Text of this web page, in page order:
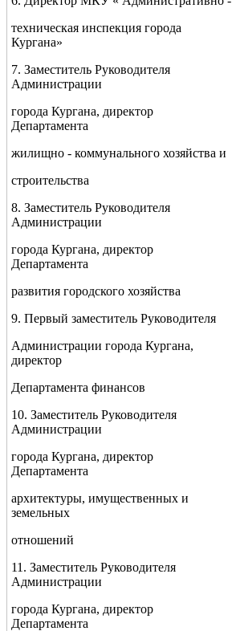
техническая инспекция города
Кургана»
7. Заместитель Руководителя
Администрации
города Кургана, директор
Департамента
жилищно - коммунального хозяйства и
строительства
8. Заместитель Руководителя
Администрации
города Кургана, директор
Департамента
развития городского хозяйства
9. Первый заместитель Руководителя
Администрации города Кургана,
директор
Департамента финансов
10. Заместитель Руководителя
Администрации
города Кургана, директор
Департамента
архитектуры, имущественных и
земельных
отношений
11. Заместитель Руководителя
Администрации
города Кургана, директор
Департамента